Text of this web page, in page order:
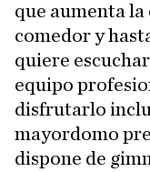
que aumenta la
comedor y
quiere
equipo
disfrutarlo
mayordomo
dispone de